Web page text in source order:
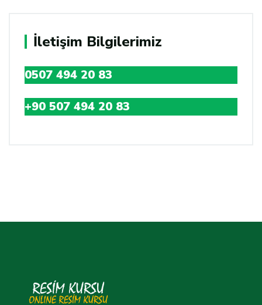
İletişim Bilgilerimiz
0507 494 20 83
+90 507 494 20 83